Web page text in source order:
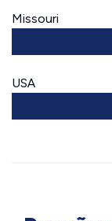
Missouri
USA